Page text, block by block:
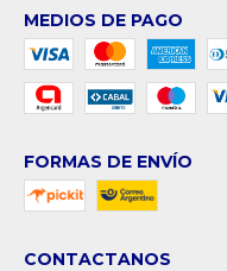
MEDIOS DE PAGO
FORMAS DE ENVÍO
CONTACTANOS